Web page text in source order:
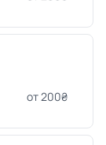
от 200₴